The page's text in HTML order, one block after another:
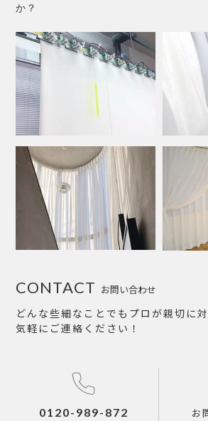
か？
お問い合わせ
CONTACT
どんな些細なことでもプロが親切に
気軽にご連絡ください！
0120-989-872
お